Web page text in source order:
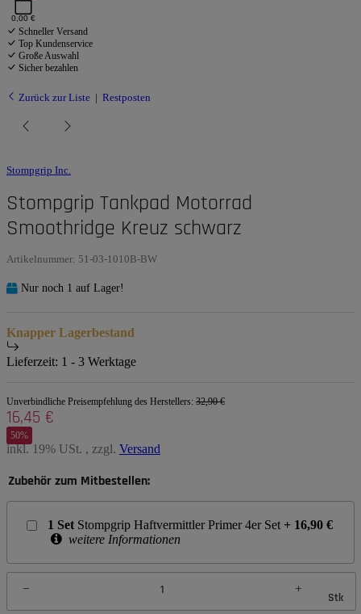
0,00 €
Schneller Versand
Top Kundenservice
Große Auswahl
Sicher bezahlen
Zurück zur Liste Restposten
Stompgrip Inc.
Stompgrip Tankpad Motorrad
Smoothridge Kreuz schwarz
Artikelnummer: 51-03-1010B-BW
Nur noch 1 auf Lager!
Knapper Lagerbestand
Lieferzeit: 1 - 3 Werktage
Unverbindliche Preisempfehlung des Herstellers: 32,90 €
16,45 €
50%
inkl. 19% USt. , zzgl. Versand
Zubehör zum Mitbestellen:
1 Set Stompgrip Haftvermittler Primer 4er Set + 16,90 €
weitere Informationen
Stk